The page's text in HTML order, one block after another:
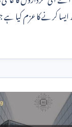
ایسا کرنے کا عزم